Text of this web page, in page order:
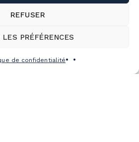
REFUSER
PRÉFÉRENCES
de confidentialité